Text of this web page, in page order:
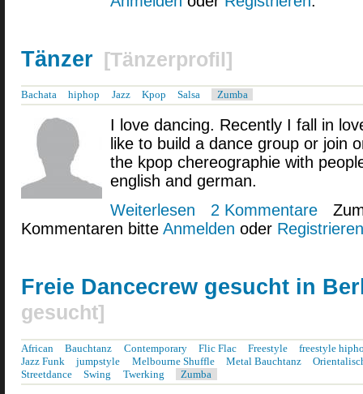
Tänzer [Tänzerprofil]
Bachata hiphop Jazz Kpop Salsa Zumba
I love dancing. Recently I fall in
like to build a dance group or join
the kpop chereographie with
english and german.
Weiterlesen über Tänzer
2 Kommentare
Kommentaren bitte Anmelden oder Registrieren
Freie Dancecrew gesucht in
gesucht]
African Bauchtanz Contemporary Flic Flac Freestyle
freestyle
Jazz Funk
jumpstyle Melbourne Shuffle Metal Bauchtanz
Streetdance
Swing Twerking Zumba